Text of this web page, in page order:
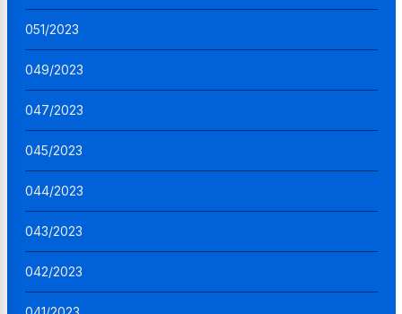
051/2023
049/2023
047/2023
045/2023
044/2023
043/2023
042/2023